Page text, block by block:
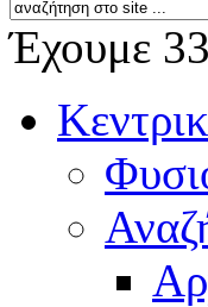
Έχουμε